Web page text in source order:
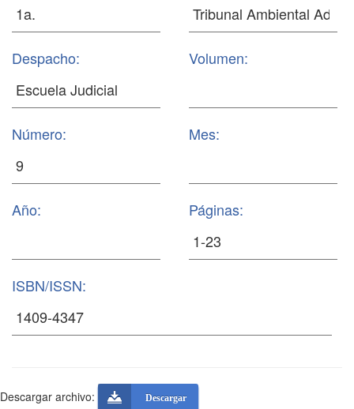
Despacho: Volumen:
Número: Mes:
Año: Páginas:
ISBN/ISSN:
Descargar archivo: Descargar